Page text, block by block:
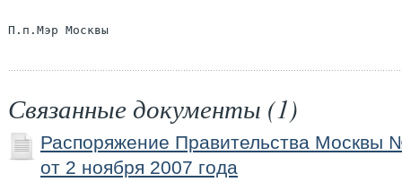
Связанные документы (1)
Распоряжение Правительства Москвы
от 2 ноября 2007 года